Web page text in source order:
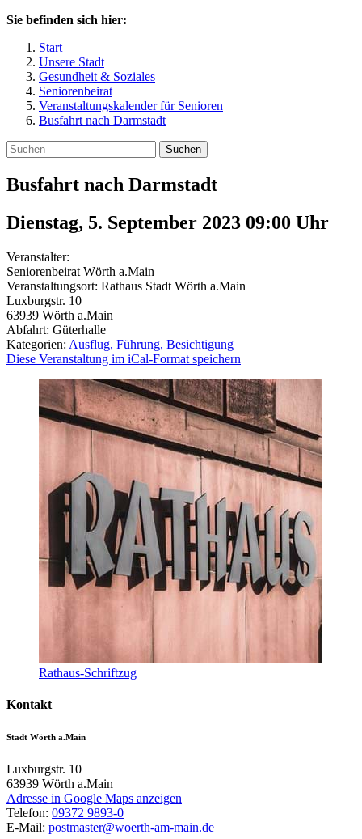
Sie befinden sich hier:
Start
Unsere Stadt
Gesundheit & Soziales
Seniorenbeirat
Veranstaltungskalender für Senioren
Busfahrt nach Darmstadt
Suchen
Busfahrt nach Darmstadt
Dienstag, 5. September 2023 09:00 Uhr
Veranstalter:
Seniorenbeirat Wörth a.Main
Veranstaltungsort: Rathaus Stadt Wörth a.Main
Luxburgstr. 10
63939 Wörth a.Main
Abfahrt: Güterhalle
Kategorien: Ausflug, Führung, Besichtigung
Diese Veranstaltung im iCal-Format speichern
Rathaus-Schriftzug
Kontakt
Stadt Wörth a.Main
Luxburgstr. 10
63939 Wörth a.Main
Adresse in Google Maps anzeigen
Telefon: 09372 9893-0
E-Mail: postmaster@woerth-am-main.de